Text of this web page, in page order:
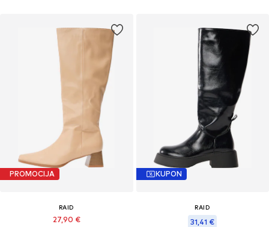
PROMOCIJA
RAID
27,90 €
KUPON
RAID
31,41 €